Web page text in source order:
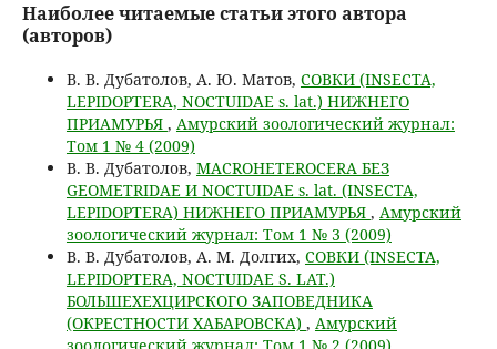
Наиболее читаемые статьи этого автора
(авторов)
В. В. Дубатолов, А. Ю. Матов, СОВКИ (INSECTA,
LEPIDOPTERA, NOCTUIDAE s. lat.) НИЖНЕГО
ПРИАМУРЬЯ , Амурский зоологический журнал:
Том 1 № 4 (2009)
В. В. Дубатолов, MACROHETEROCERA БЕЗ
GEOMETRIDAE И NOCTUIDAE s. lat. (INSECTA,
LEPIDOPTERA) НИЖНЕГО ПРИАМУРЬЯ , Амурский
зоологический журнал: Том 1 № 3 (2009)
В. В. Дубатолов, А. М. Долгих, СОВКИ (INSECTA,
LEPIDOPTERA, NOCTUIDAE S. LAT.)
БОЛЬШЕХЕХЦИРСКОГО ЗАПОВЕДНИКА
(ОКРЕСТНОСТИ ХАБАРОВСКА) , Амурский